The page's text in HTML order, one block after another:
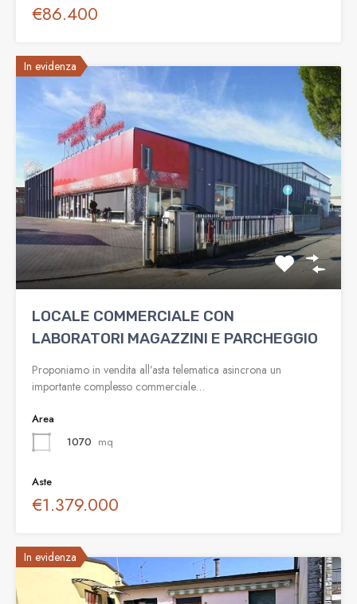
€86.400
In evidenza
LOCALE COMMERCIALE CON
LABORATORI MAGAZZINI E PARCHEGGIO
Proponiamo in vendita all’asta telematica asincrona un
importante complesso commerciale…
Area
1070 mq
Aste
€1.379.000
In evidenza